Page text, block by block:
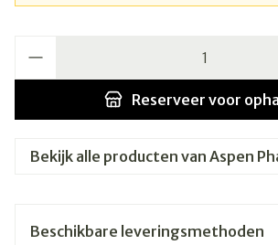
Reserveer voor
Bekijk alle producten van Aspen
Beschikbare leveringsmethoden